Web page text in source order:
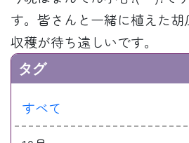
す。皆さんと一緒に植えた胡
収穫が待ち遠しいです。
タグ
すべて